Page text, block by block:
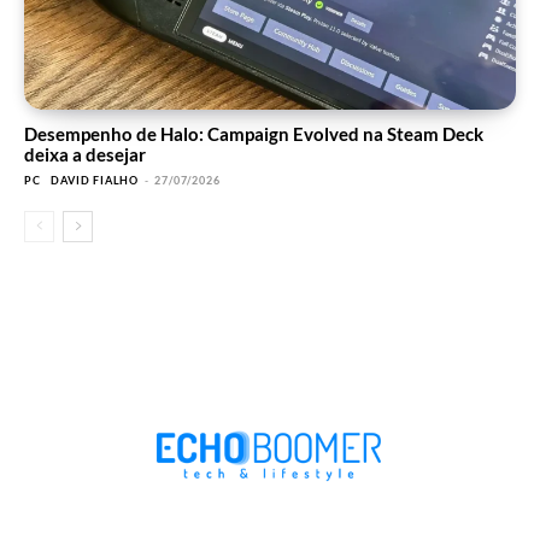
Desempenho de Halo: Campaign Evolved na Steam Deck
deixa a desejar
PC DAVID FIALHO - 27/07/2026